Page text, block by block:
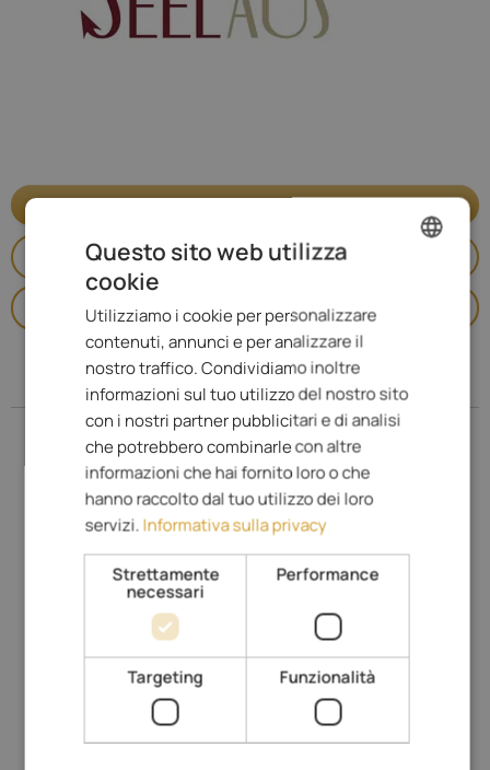
Richiedere ora
Vai al sito web
Chiamata
Indirizzo
Visualizza sulla mappa & Street View
Compatschweg 8
39040
Dolomiti
www.hotelseelaus.it
ITALIAN
Questo sito web utilizza
cookie
Utilizziamo i cookie per personalizzare
contenuti, annunci e per analizzare il
nostro traffico. Condividiamo inoltre
informazioni sul tuo utilizzo del nostro sito
con i nostri partner pubblicitari e di analisi
che potrebbero combinarle con altre
informazioni che hai fornito loro o che
hanno raccolto dal tuo utilizzo dei loro
servizi.Informativa sulla privacy
Strettamente
necessari
Performance
Targeting Funzionalità